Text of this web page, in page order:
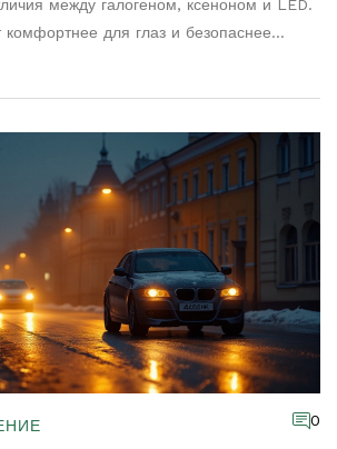
между галогеном, ксеноном и LED.
для глаз и безопаснее
0